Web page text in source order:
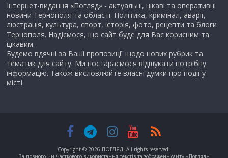
Інтернет-видання «Погляд» - актуальні, цікаві та оперативні
новини Тернополя та області. Політика, кримінал, аварії,
люстрація, культура, спорт, історія, фото, рецепти та блоги
Тернополя. Надіємося, що сайт буде для Вас корисним та
цікавим.
Будемо вдячні за Ваші пропозиції щодо нових рубрик та
тематик для сайту. Ми постараємося відшукати потрібну
інформацію. Також висловлюйте власні думки про події у
місті.
Copyright © 2026 ПОГЛЯД. All rights reserved.
За повного чи часткового використання текстів та зображень сайту «Погляд»